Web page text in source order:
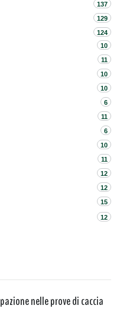
137
129
124
10
11
10
10
6
11
6
10
11
12
12
15
12
nelle prove di caccia